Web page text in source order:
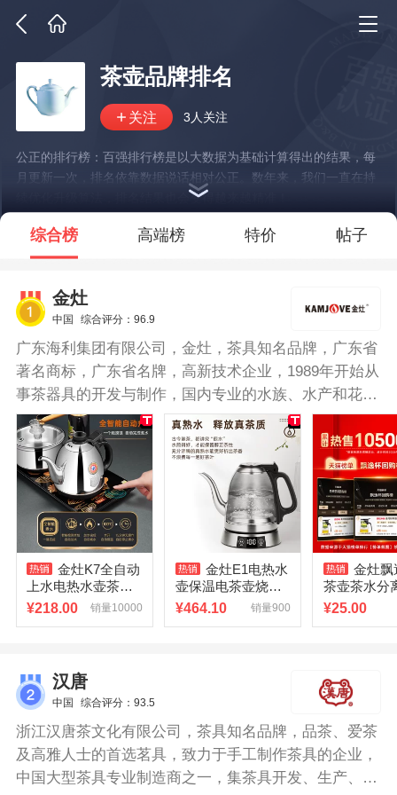
茶壶品牌排名
3人关注
公正的排行榜：百强排行榜是以大数据为基础计算得出的结果，每
月更新一次，排名依靠数据说话相对公正。数年来，我们一直在持
续优化升级算法，排名结果也会变得越来越精准！
*说明：仅展示部分数据
综合榜 高端榜 特价 帖子
金灶
中国 综合评分：96.9
广东海利集团有限公司，金灶，茶具知名品牌，广东省
著名商标，广东省名牌，高新技术企业，1989年开始从
事茶器具的开发与制作，国内专业的水族、水产和花园
池塘器材生产企业。
金灶K7全自动
上水电热水壶茶台
烧水壶保温一体泡
¥218.00 销量10000
金灶E1电热水
壶保温电茶壶烧水
壶泡茶壶家用恒温
¥464.10 销量900
金灶飘
茶壶茶水分
茶壶冲茶器
¥25.00
汉唐
中国 综合评分：93.5
浙江汉唐茶文化有限公司，茶具知名品牌，品茶、爱茶
及高雅人士的首选茗具，致力于手工制作茶具的企业，
中国大型茶具专业制造商之一，集茶具开发、生产、销